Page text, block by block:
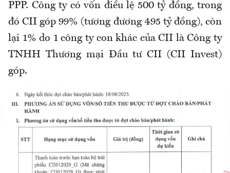
PPP. Công ty có vốn điều lệ 500 tỷ đồng, trong
đó CII góp 99% (tương đương 495 tỷ đồng), còn
lại 1% do 1 công ty con khác của CII là Công ty
TNHH Thương mại Đầu tư CII (CII Invest)
góp.